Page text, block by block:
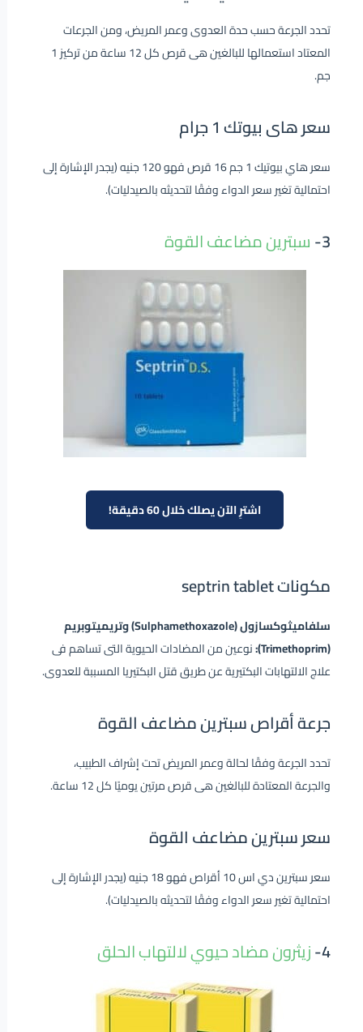
تحدد الجرعة حسب حدة العدوى وعمر المريض، ومن الجرعات
المعتاد استعمالها للبالغين هى قرص كل 12 ساعة من تركيز 1
جم.
سعر هاى بيوتك 1 جرام
سعر هاي بيوتيك 1 جم 16 قرص فهو 120 جنيه (يجدر الإشارة إلى
احتمالية تغير سعر الدواء وفقًا لتحديثه بالصيدليات).
3- سبترين مضاعف القوة
اشترِ الآن يصلك خلال 60 دقيقة!
مكونات septrin tablet
سلفاميثوكسازول (Sulphamethoxazole) وتريميتوبريم
(Trimethoprim):
نوعين من المضادات الحيوية التى تساهم فى
علاج الالتهابات البكتيرية عن طريق قتل البكتيريا المسببة للعدوى.
جرعة أقراص سبترين مضاعف القوة
تحدد الجرعة وفقًا لحالة وعمر المريض تحت إشراف الطبيب،
والجرعة المعتادة للبالغين هى قرص مرتين يوميًا كل 12 ساعة.
سعر سبترين مضاعف القوة
سعر سبترين دي اس 10 أقراص فهو 18 جنيه (يجدر الإشارة إلى
احتمالية تغير سعر الدواء وفقًا لتحديثه بالصيدليات).
4- زيثرون مضاد حيوي لالتهاب الحلق